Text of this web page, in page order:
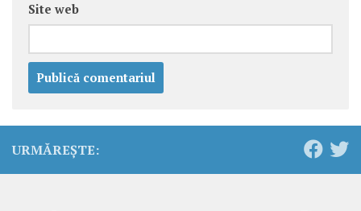
Site web
URMĂREȘTE: